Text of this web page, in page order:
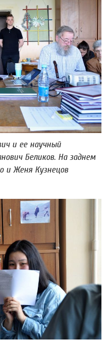
и ее научный
Беликов. На заднем
и Женя Кузнецов